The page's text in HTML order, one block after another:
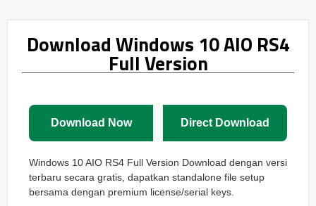
Download Windows 10 AIO RS4
Full Version
Download Now Direct Download
Windows 10 AIO RS4 Full Version Download dengan versi
terbaru secara gratis, dapatkan standalone file setup
bersama dengan premium license/serial keys.